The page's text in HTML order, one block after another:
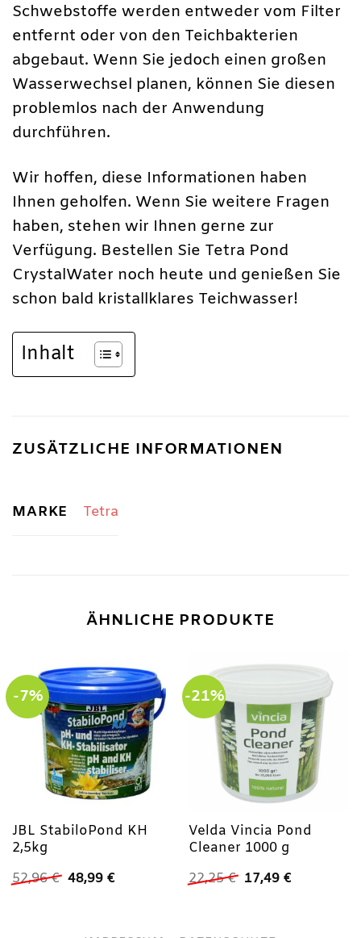
Schwebstoffe werden entweder vom Filter
entfernt oder von den Teichbakterien
abgebaut. Wenn Sie jedoch einen großen
Wasserwechsel planen, können Sie diesen
problemlos nach der Anwendung
durchführen.
Wir hoffen, diese Informationen haben
Ihnen geholfen. Wenn Sie weitere Fragen
haben, stehen wir Ihnen gerne zur
Verfügung. Bestellen Sie Tetra Pond
CrystalWater noch heute und genießen Sie
schon bald kristallklares Teichwasser!
Inhalt
ZUSÄTZLICHE INFORMATIONEN
MARKE Tetra
ÄHNLICHE PRODUKTE
-7%
JBL StabiloPond KH
2,5kg
52,96€ Ursprünglicher
48,99 €Aktueller
-21%
Velda Vincia Pond
Cleaner 1000 g
22,25€ Ursprünglicher
17,49 €Aktueller